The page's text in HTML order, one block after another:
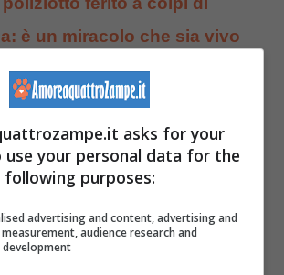
è un miracolo che sia vivo
il cane nel parco e spara 3
di pistola: arrestato
la cagnolina subisse un
provocato dal dolore e dalle
dai colpi di pistola
oprtato per un intervento
asks for your
use your personal data for the
following purposes:
advertising and content, advertising and
audience research and
development